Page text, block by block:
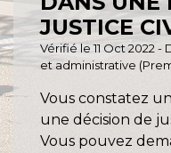
JUSTICE
Vérifié le 11 Oct 2022
et administrative
Vous constatez
une décision de
Vous pouvez